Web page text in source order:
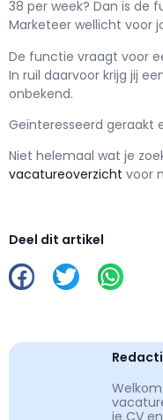
38 per week? Dan is de
Marketeer wellicht voor
De functie vraagt voor
In ruil daarvoor krijg jij
onbekend.
Geïnteresseerd geraakt
Niet helemaal wat je
vacatureoverzicht voor
Deel dit artikel